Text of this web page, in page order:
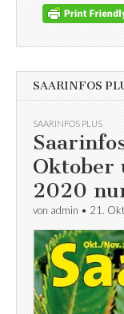
SAARINFOS
SAARINFOS PLUS
Oktober
2020
von admin • 21.